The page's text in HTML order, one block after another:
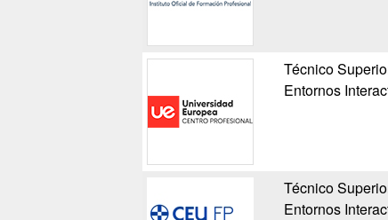
Técnico
Entornos
Técnico
Entornos